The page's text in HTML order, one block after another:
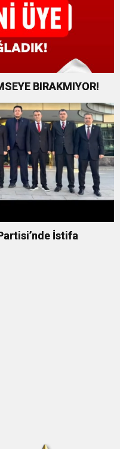
BIRAKMIYOR!
İstifa